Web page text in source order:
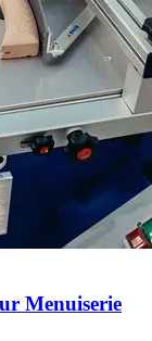
Menuiserie